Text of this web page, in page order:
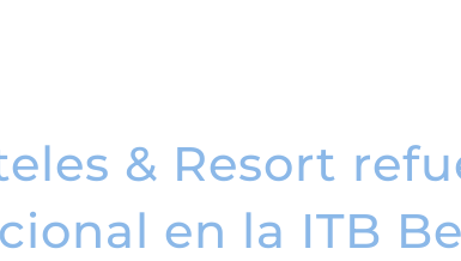
& Resort
en la ITB